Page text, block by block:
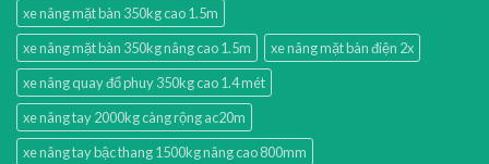
xe nâng mặt bàn 350kg cao 1.5m
xe nâng mặt bàn 350kg nâng cao 1.5m
xe nâng mặt bàn điện 2x
xe nâng quay đổ phuy 350kg cao 1.4 mét
xe nâng tay 2000kg càng rộng ac20m
xe nâng tay bậc thang 1500kg nâng cao 800mm